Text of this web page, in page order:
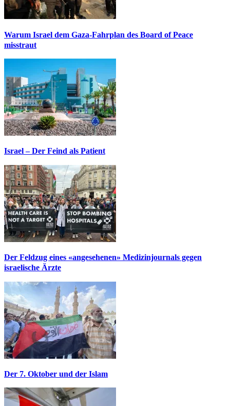
Warum Israel dem Gaza-Fahrplan des Board of Peace
misstraut
Israel – Der Feind als Patient
Der Feldzug eines «angesehenen» Medizinjournals gegen
israelische Ärzte
Der 7. Oktober und der Islam